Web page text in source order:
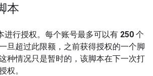
本
进行授权。每个账号最多可以有 250 个
旦超过此限额，之前获得授权的一个脚
种情况只是暂时的，该脚本在下一次打
权。